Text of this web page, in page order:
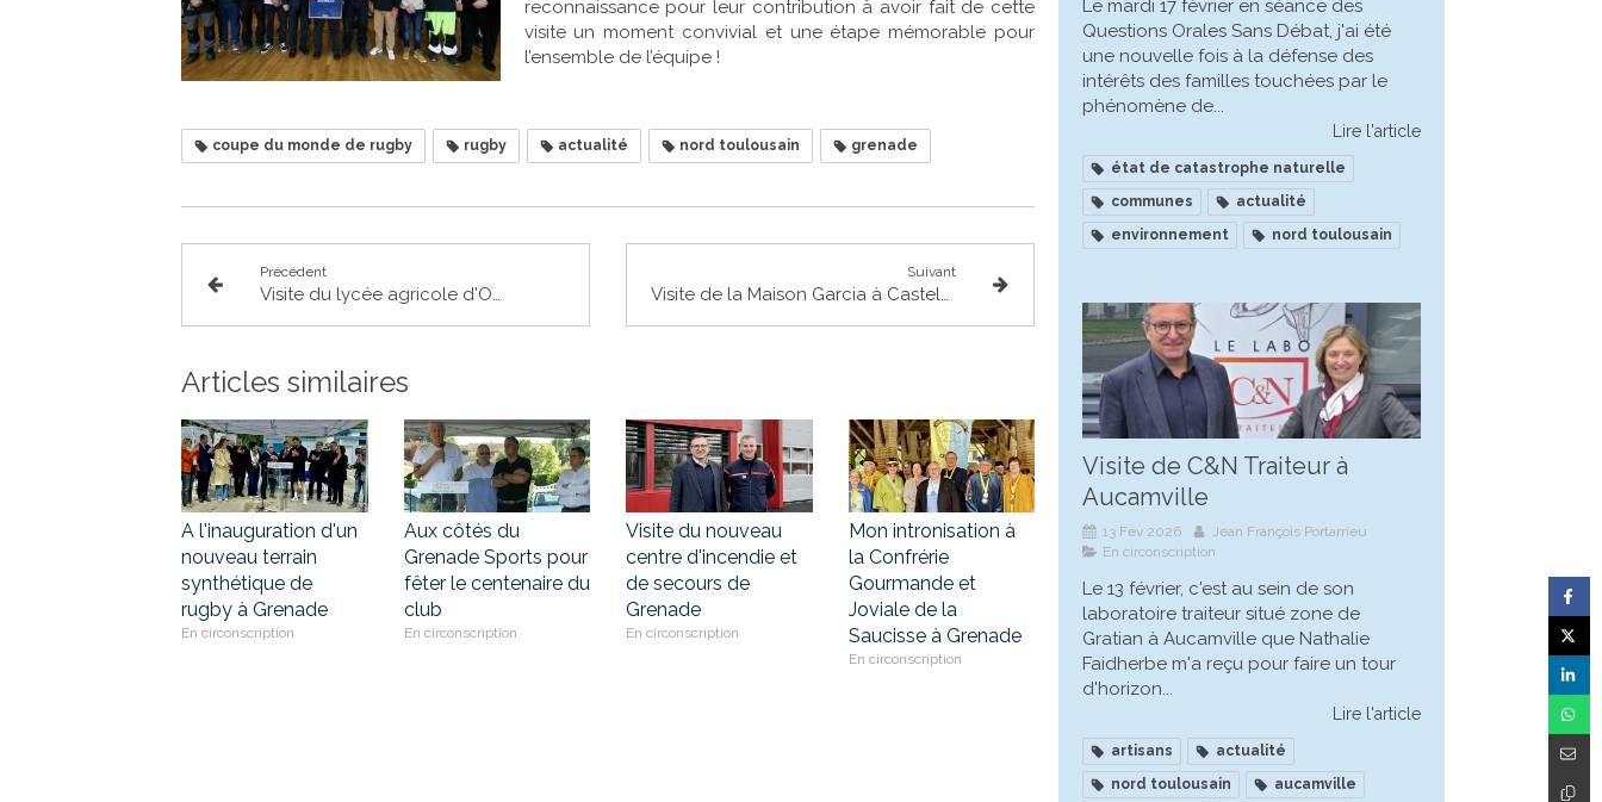
reconnaissance pour leur contribution à avoir fait de cette
visite un moment convivial et une étape mémorable pour
l’ensemble de l’équipe !
coupe du monde de rugby rugby actualité nord toulousain grenade
Précédent
Visite du lycée agricole d'Ondes
Suivant
Visite de la Maison Garcia à Castelnau d'Estrétefonds
Articles similaires
A l'inauguration d'un
nouveau terrain
synthétique de
rugby à Grenade
En circonscription
Aux côtés du
Grenade Sports pour
fêter le centenaire du
club
En circonscription
Visite du nouveau
centre d'incendie et
de secours de
Grenade
En circonscription
Mon intronisation à
la Confrérie
Gourmande et
Joviale de la
Saucisse à Grenade
En circonscription
Le mardi 17 février en séance des
Questions Orales Sans Débat, j'ai été
une nouvelle fois à la défense des
intérêts des familles touchées par le
phénomène de...
Lire l'article
état de catastrophe naturelle
communes
actualité
environnement
nord toulousain
Visite de C&N Traiteur à
Aucamville
13 Fév 2026
Jean François Portarrieu
En circonscription
Le 13 février, c'est au sein de son
laboratoire traiteur situé zone de
Gratian à Aucamville que Nathalie
Faidherbe m'a reçu pour faire un tour
d'horizon...
Lire l'article
artisans
actualité
nord toulousain
aucamville